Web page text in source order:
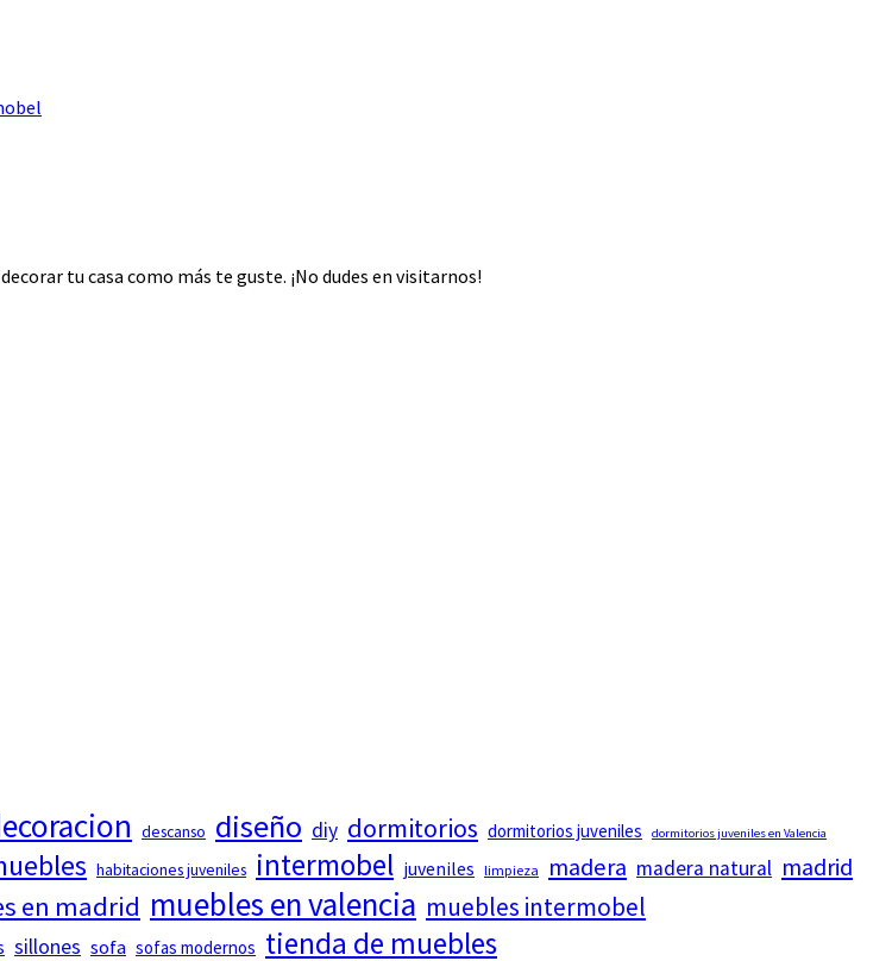
tu casa como más te guste. ¡No dudes en visitarnos!
descanso diseño diy dormitorios dormitorios juveniles dormitorios juveniles en Valencia
habitaciones juveniles intermobel juveniles limpieza madera madera natural madrid
en madrid muebles en valencia muebles intermobel
sillones sofa sofas modernos tienda de muebles